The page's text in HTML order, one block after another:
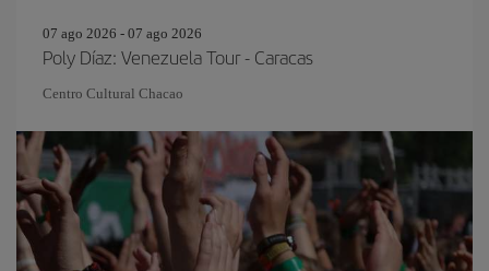
07 ago 2026 - 07 ago 2026
Poly Díaz: Venezuela Tour - Caracas
Centro Cultural Chacao